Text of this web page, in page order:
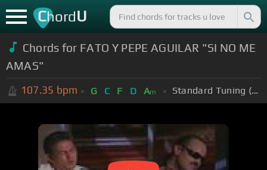
ChordU
Chords for FATO Y PEPE AGUILAR "SI NO ME
AMAS"
107.35 bpm G C F D Am Standard Tuning (EADGBE)